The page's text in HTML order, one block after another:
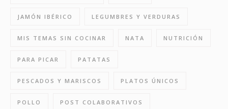
JAMÓN IBÉRICO LEGUMBRES Y VERDURAS
MIS TEMAS SIN COCINAR NATA NUTRICIÓN
PARA PICAR PATATAS
PESCADOS Y MARISCOS PLATOS ÚNICOS
POLLO POST COLABORATIVOS